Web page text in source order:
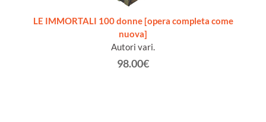
LE IMMORTALI 100 donne [opera completa come
nuova]
Autori vari.
98.00€